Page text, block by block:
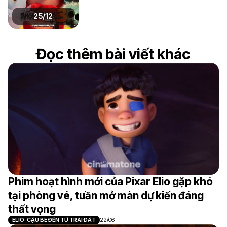
25/12
Đọc thêm bài viết khác
Phim hoạt hình mới của Pixar Elio gặp khó
tại phòng vé, tuần mở màn dự kiến đáng
thất vọng
ELIO: CẬU BÉ ĐẾN TỪ TRÁI ĐẤT 22/06